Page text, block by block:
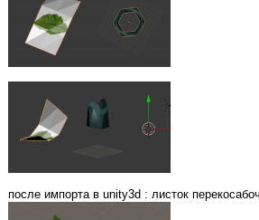
после импорта в unity3d : листок